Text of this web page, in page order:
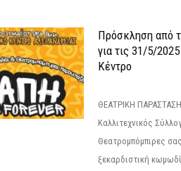
Πρόσκληση από
για τις 31/5/
Κέντρο
ΘΕΑΤΡΙΚΗ ΠΑΡΑΣΤΑΣΗ
Καλλιτεχνικός
Θεατρομπόμπιρες
ξεκαρδιστική